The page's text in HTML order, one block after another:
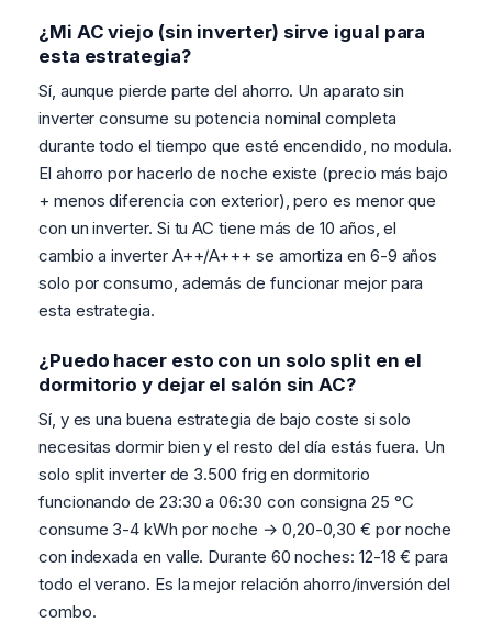
¿Mi AC viejo (sin inverter) sirve igual para
esta estrategia?
Sí, aunque pierde parte del ahorro. Un aparato sin
inverter consume su potencia nominal completa
durante todo el tiempo que esté encendido, no modula.
El ahorro por hacerlo de noche existe (precio más bajo
+ menos diferencia con exterior), pero es menor que
con un inverter. Si tu AC tiene más de 10 años, el
cambio a inverter A++/A+++ se amortiza en 6-9 años
solo por consumo, además de funcionar mejor para
esta estrategia.
¿Puedo hacer esto con un solo split en el
dormitorio y dejar el salón sin AC?
Sí, y es una buena estrategia de bajo coste si solo
necesitas dormir bien y el resto del día estás fuera. Un
solo split inverter de 3.500 frig en dormitorio
funcionando de 23:30 a 06:30 con consigna 25 °C
consume 3-4 kWh por noche → 0,20-0,30 € por noche
con indexada en valle. Durante 60 noches: 12-18 € para
todo el verano. Es la mejor relación ahorro/inversión del
combo.